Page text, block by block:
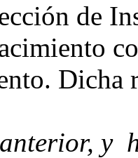
de
Dicha
y